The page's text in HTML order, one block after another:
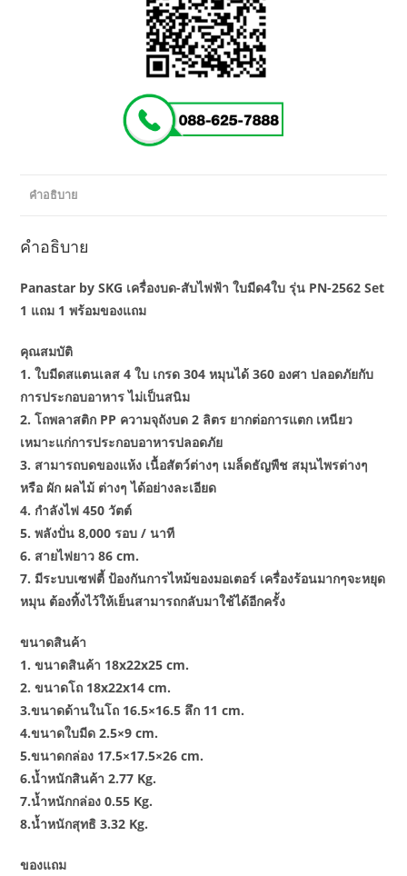
แถม
คำอธิบาย
คำอธิบาย
Panastar by SKG เครื่องบด-สับไฟฟ้า ใบมีด4ใบ รุ่น PN-2562 Set
1 แถม 1 พร้อมของแถม
คุณสมบัติ
1. ใบมีดสแตนเลส 4 ใบ เกรด 304 หมุนได้ 360 องศา ปลอดภัยกับ
การประกอบอาหาร ไม่เป็นสนิม
2. โถพลาสติก PP ความจุถังบด 2 ลิตร ยากต่อการแตก เหนียว
เหมาะแก่การประกอบอาหารปลอดภัย
3. สามารถบดของแห้ง เนื้อสัตว์ต่างๆ เมล็ดธัญพืช สมุนไพรต่างๆ
หรือ ผัก ผลไม้ ต่างๆ ได้อย่างละเอียด
4. กำลังไฟ 450 วัตต์
5. พลังปั่น 8,000 รอบ / นาที
6. สายไฟยาว 86 cm.
7. มีระบบเซฟตี้ ป้องกันการไหม้ของมอเตอร์ เครื่องร้อนมากๆจะหยุด
หมุน ต้องทิ้งไว้ให้เย็นสามารถกลับมาใช้ได้อีกครั้ง
ขนาดสินค้า
1. ขนาดสินค้า 18x22x25 cm.
2. ขนาดโถ 18x22x14 cm.
3.ขนาดด้านในโถ 16.5×16.5 ลึก 11 cm.
4.ขนาดใบมีด 2.5×9 cm.
5.ขนาดกล่อง 17.5×17.5×26 cm.
6.น้ำหนักสินค้า 2.77 Kg.
7.น้ำหนักกล่อง 0.55 Kg.
8.น้ำหนักสุทธิ 3.32 Kg.
ของแถม